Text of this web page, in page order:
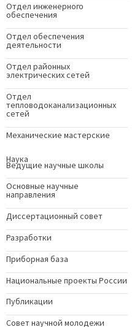
Отдел инженерного
обеспечения
Отдел обеспечения
деятельности
Отдел районных
электрических сетей
Отдел
тепловодоканализационных
сетей
Механические мастерские
Наука
Ведущие научные школы
Основные научные
направления
Диссертационный совет
Разработки
Приборная база
Национальные проекты России
Публикации
Совет научной молодежи